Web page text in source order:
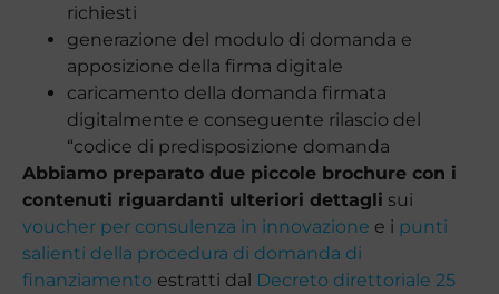
richiesti
generazione del modulo di domanda e
apposizione della firma digitale
caricamento della domanda firmata
digitalmente e conseguente rilascio del
“codice di predisposizione domanda
Abbiamo preparato due piccole brochure con i
contenuti riguardanti ulteriori dettagli sui
voucher per consulenza in innovazione e i punti
salienti della procedura di domanda di
finanziamento estratti dal Decreto direttoriale 25